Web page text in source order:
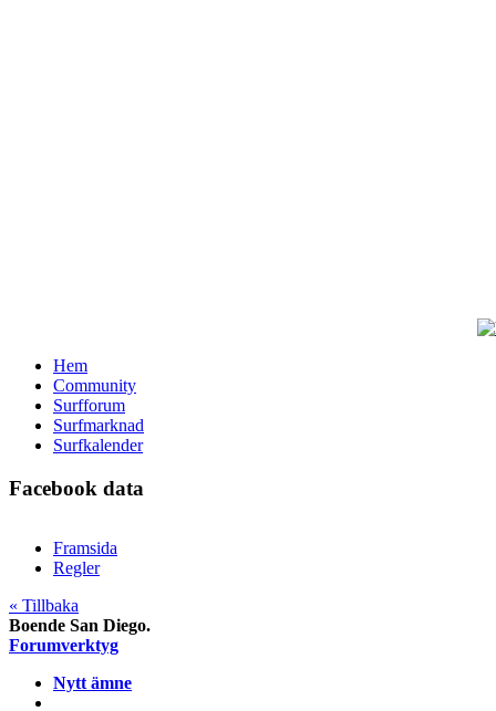
Hem
Community
Surfforum
Surfmarknad
Surfkalender
Facebook data
Framsida
Regler
« Tillbaka
Boende San Diego.
Forumverktyg
Nytt ämne